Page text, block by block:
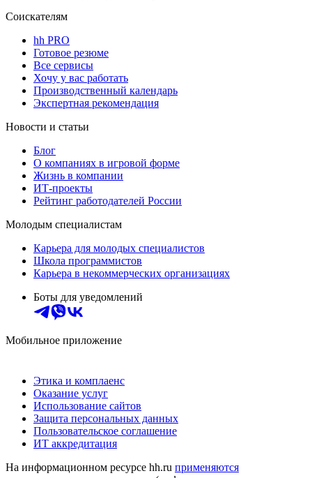
Соискателям
hh PRO
Готовое резюме
Все сервисы
Хочу у вас работать
Производственный календарь
Экспертная рекомендация
Новости и статьи
Блог
О компаниях в игровой форме
Жизнь в компании
ИТ-проекты
Рейтинг работодателей России
Молодым специалистам
Карьера для молодых специалистов
Школа программистов
Карьера в некоммерческих организациях
Боты для уведомлений
Мобильное приложение
Этика и комплаенс
Оказание услуг
Использование сайтов
Защита персональных данных
Пользовательское соглашение
ИТ аккредитация
На информационном ресурсе hh.ru применяются